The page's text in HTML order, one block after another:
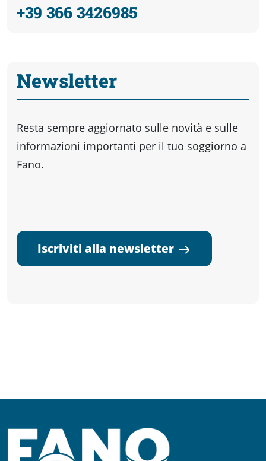
+39 366 3426985
Newsletter
Resta sempre aggiornato sulle novità e sulle
informazioni importanti per il tuo soggiorno a
Fano.
Iscriviti alla newsletter